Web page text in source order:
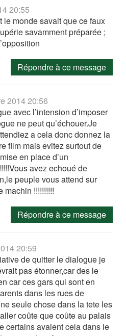
20:55
le monde savait que ce faux
savamment préparée ;
Répondre à ce message
2014 20:56
avec l’intension d’imposer
ne peut qu’échouer.Je
a cela donc donnez la
film mais evitez surtout de
en place d’un
avez echoué de
peuple vous attend sur
machin !!!!!!!!!!
Répondre à ce message
20:59
de quitter le dialogue je
pas étonner,car des le
car ces gars qui sont en
dans les rues de
seule chose dans la tete les
coûte que coûte au palais
certains avaient cela dans le